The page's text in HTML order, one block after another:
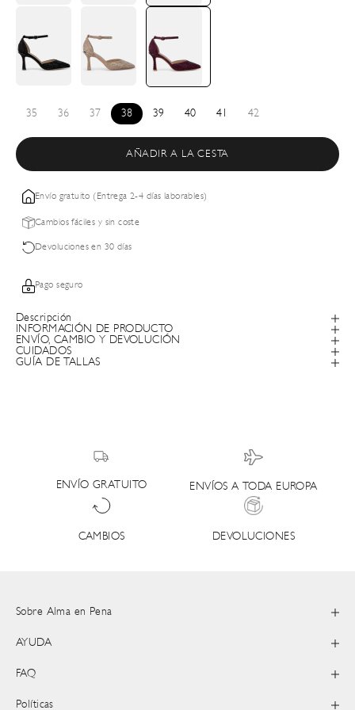
35 36 37 38 39 40 41 42
AÑADIR A LA CESTA
Envío gratuito (Entrega 2-4 días laborables)
Cambios fáciles y sin coste
Devoluciones en 30 días
Pago seguro
Descripción
INFORMACIÓN DE PRODUCTO
ENVÍO, CAMBIO Y DEVOLUCIÓN
CUIDADOS
GUÍA DE TALLAS
ENVÍO GRATUITO ENVÍOS A TODA EUROPA
CAMBIOS DEVOLUCIONES
Sobre Alma en Pena
AYUDA
FAQ
Políticas